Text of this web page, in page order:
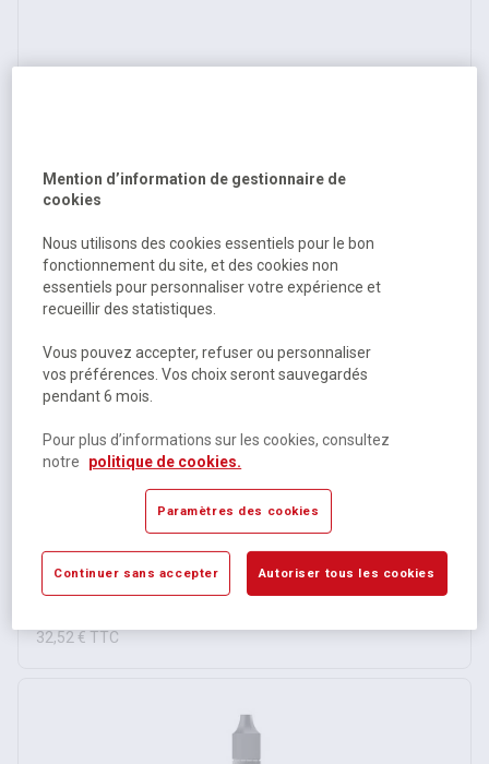
Dernières pièces disponibles
18,97 €
22,76 € TTC
Set de 6 flacons d'encre de Chine 250ml, couleurs
Dernières pièces disponibles
27,10 €HT
32,52 € TTC
Mention d’information de gestionnaire de
cookies
Nous utilisons des cookies essentiels pour le bon
fonctionnement du site, et des cookies non
essentiels pour personnaliser votre expérience et
recueillir des statistiques.
Vous pouvez accepter, refuser ou personnaliser
vos préférences. Vos choix seront sauvegardés
pendant 6 mois.
Pour plus d’informations sur les cookies, consultez
notre
politique de cookies.
Paramètres des cookies
Continuer sans accepter Autoriser tous les cookies